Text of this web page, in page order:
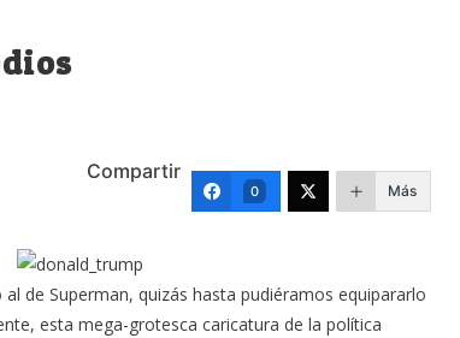
Compartir
0 Más
de Superman, quizás hasta pudiéramos equipararlo
esta mega-grotesca caricatura de la política